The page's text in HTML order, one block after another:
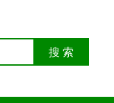
搜 索